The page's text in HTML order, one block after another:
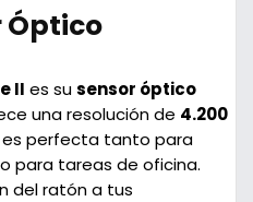
Óptico
II es susensor óptico
una resolución de 4.200
es perfecta tanto para
para tareas de oficina.
del ratón a tus